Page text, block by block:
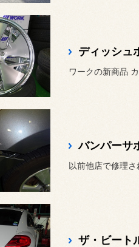
ディッシュ
ワークの新商品
バンパーサ
ザ・ビート